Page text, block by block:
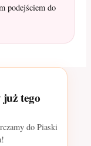
podejściem do
już tego
do Piaski